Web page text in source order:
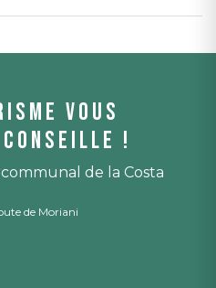
vous
!
de la Costa
de Moriani